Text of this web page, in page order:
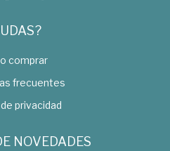
comprar
frecuentes
privacidad
NOVEDADES